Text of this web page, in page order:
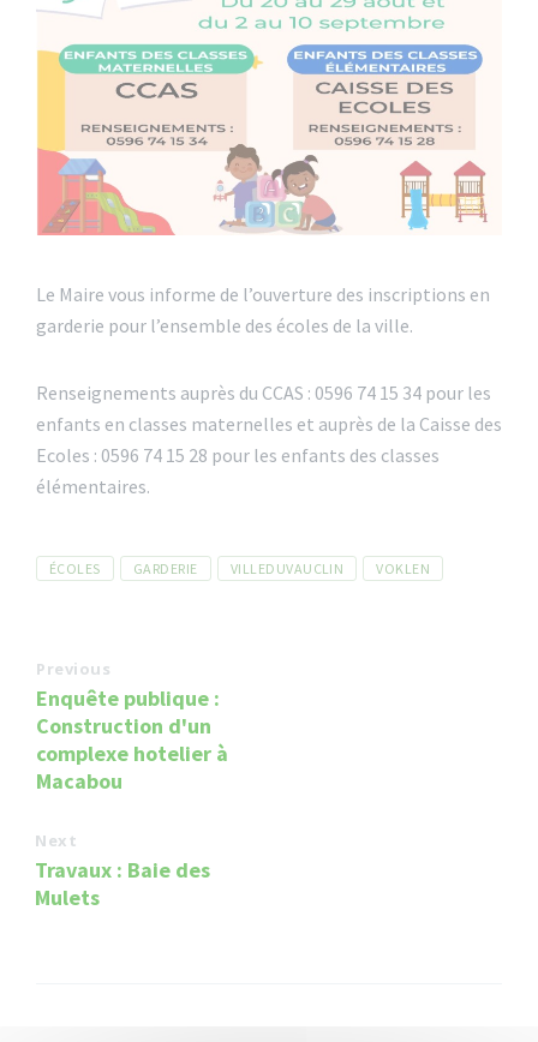
Le Maire vous informe de l’ouverture des inscriptions en
garderie pour l’ensemble des écoles de la ville.
Renseignements auprès du CCAS : 0596 74 15 34 pour les
enfants en classes maternelles et auprès de la Caisse des
Ecoles : 0596 74 15 28 pour les enfants des classes
élémentaires.
Tags
ÉCOLES GARDERIE VILLEDUVAUCLIN VOKLEN
Previous
Enquête publique :
Construction d'un
complexe hotelier à
Macabou
Next
Travaux : Baie des
Mulets